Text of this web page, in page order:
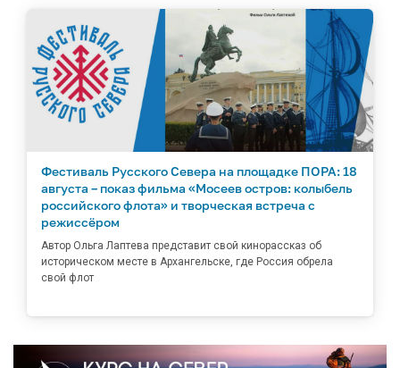
Фестиваль Русского Севера на площадке ПОРА: 18
августа – показ фильма «Мосеев остров: колыбель
российского флота» и творческая встреча с
режиссёром
Автор Ольга Лаптева представит свой кинорассказ об
историческом месте в Архангельске, где Россия обрела
свой флот